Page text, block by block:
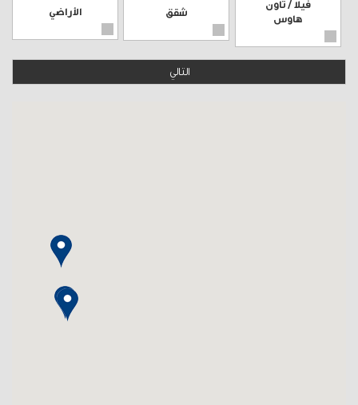
فيلا / تاون
هاوس
شقق الأراضي
التالي